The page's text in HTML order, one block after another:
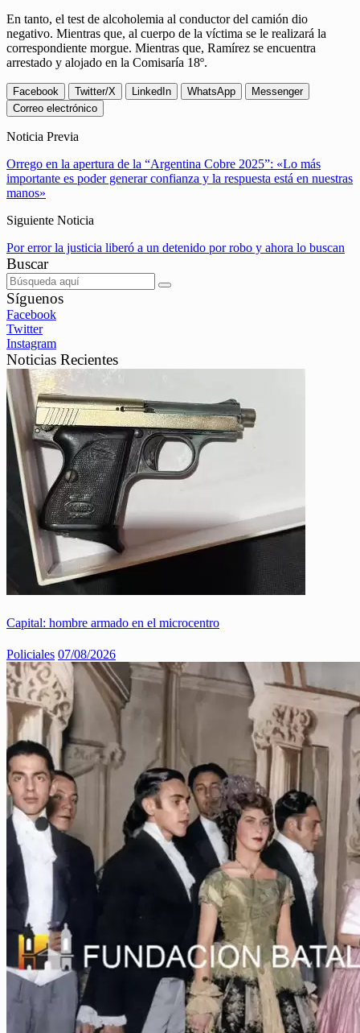
En tanto, el test de alcoholemia al conductor del camión dio
negativo. Mientras que, al cuerpo de la víctima se le realizará la
correspondiente morgue. Mientras que, Ramírez se encuentra
arrestado y alojado en la Comisaría 18º.
Facebook Twitter/X LinkedIn WhatsApp
Messenger
Correo electrónico
Noticia Previa
Orrego en la apertura de la “Argentina Cobre 2025”: «Lo más
importante es poder generar confianza y la respuesta está en nuestras
manos»
Siguiente Noticia
Por error la justicia liberó a un detenido por robo y ahora lo buscan
Buscar
Síguenos
Facebook
Twitter
Instagram
Noticias Recientes
Capital: hombre armado en el microcentro
Policiales 07/08/2026